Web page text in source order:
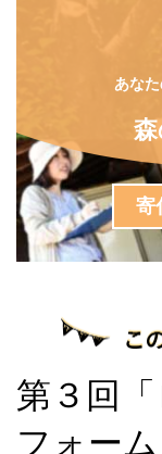
あな
森
寄